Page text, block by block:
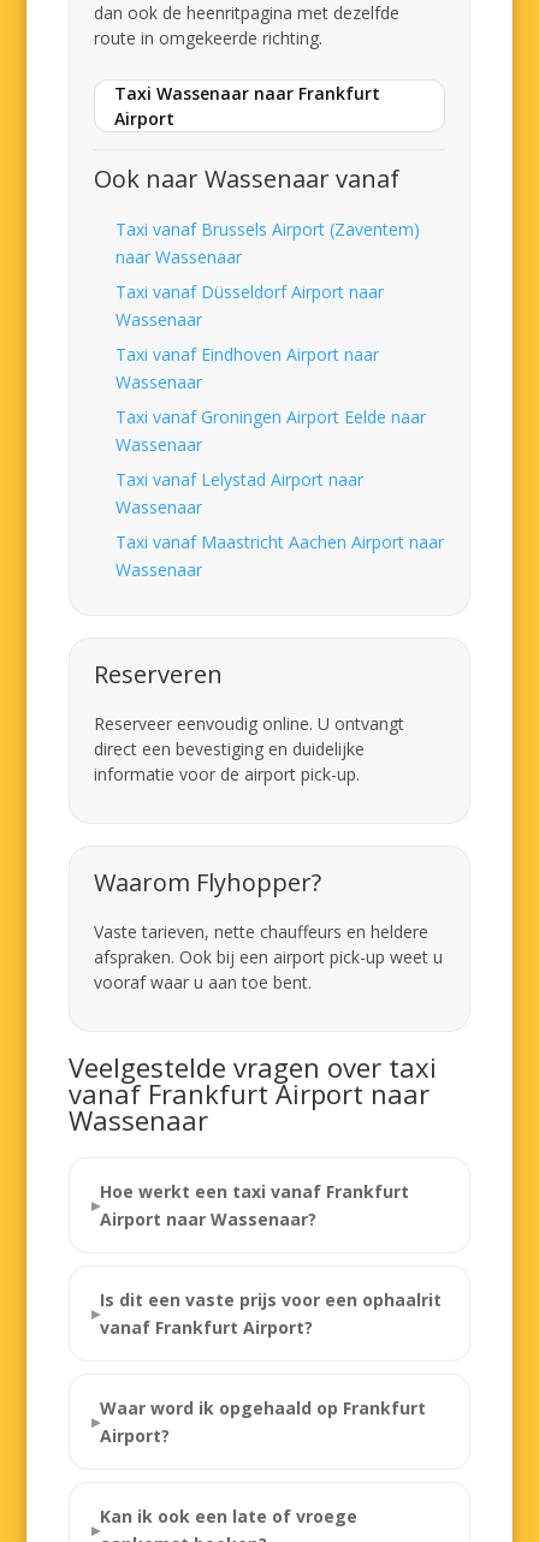
dan ook de heenritpagina met dezelfde
route in omgekeerde richting.
Taxi Wassenaar naar Frankfurt
Airport
Ook naar Wassenaar vanaf
Taxi vanaf Brussels Airport (Zaventem)
naar Wassenaar
Taxi vanaf Düsseldorf Airport naar
Wassenaar
Taxi vanaf Eindhoven Airport naar
Wassenaar
Taxi vanaf Groningen Airport Eelde naar
Wassenaar
Taxi vanaf Lelystad Airport naar
Wassenaar
Taxi vanaf Maastricht Aachen Airport naar
Wassenaar
Reserveren
Reserveer eenvoudig online. U ontvangt
direct een bevestiging en duidelijke
informatie voor de airport pick-up.
Waarom Flyhopper?
Vaste tarieven, nette chauffeurs en heldere
afspraken. Ook bij een airport pick-up weet u
vooraf waar u aan toe bent.
Veelgestelde vragen over taxi
vanaf Frankfurt Airport naar
Wassenaar
Hoe werkt een taxi vanaf Frankfurt
Airport naar Wassenaar?
Is dit een vaste prijs voor een ophaalrit
vanaf Frankfurt Airport?
Waar word ik opgehaald op Frankfurt
Airport?
Kan ik ook een late of vroege